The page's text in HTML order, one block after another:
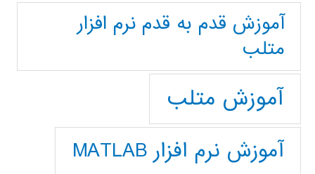
آموزش قدم به قدم نرم افزار
متلب
آموزش متلب
آموزش نرم افزار MATLAB